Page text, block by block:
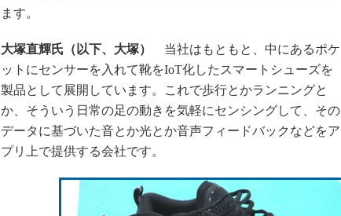
ます。
大塚直輝氏（以下、大塚）
当社はもともと、中にあるポケ
ットにセンサーを入れて靴をIoT化したスマートシューズを
製品として展開しています。これで歩行とかランニングと
か、そういう日常の足の動きを気軽にセンシングして、その
データに基づいた音とか光とか音声フィードバックなどをア
プリ上で提供する会社です。